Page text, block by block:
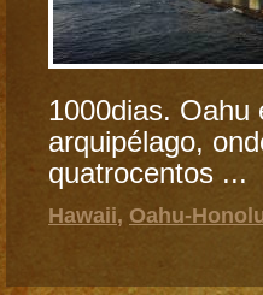
1000dias. Oahu
arquipélago,
quatrocentos ...
Hawaii, Oahu-